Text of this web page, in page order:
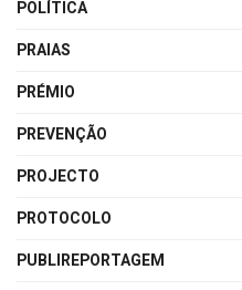
POLÍTICA
PRAIAS
PRÉMIO
PREVENÇÃO
PROJECTO
PROTOCOLO
PUBLIREPORTAGEM